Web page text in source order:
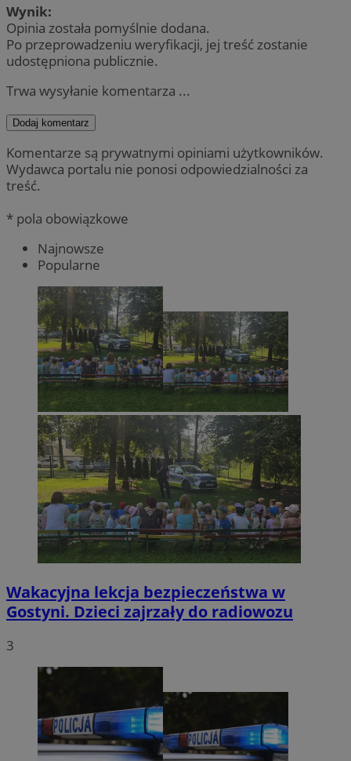
Wynik:
Opinia została pomyślnie dodana.
Po przeprowadzeniu weryfikacji, jej treść zostanie
udostępniona publicznie.
Trwa wysyłanie komentarza ...
Dodaj komentarz
Komentarze są prywatnymi opiniami użytkowników.
Wydawca portalu nie ponosi odpowiedzialności za
treść.
* pola obowiązkowe
Najnowsze
Popularne
Wakacyjna lekcja bezpieczeństwa w
Gostyni. Dzieci zajrzały do radiowozu
3